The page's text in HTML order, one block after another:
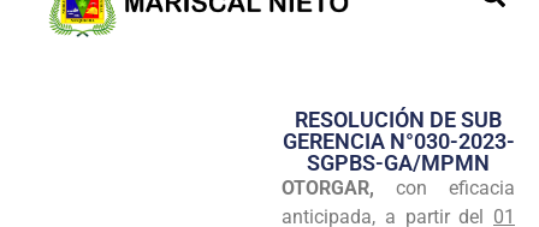
Transparencia
Seguridad
RESOLUCIÓN DE SUB
GERENCIA N°030-2023-
SGPBS-GA/MPMN
OTORGAR, con eficacia
anticipada, a partir del 01